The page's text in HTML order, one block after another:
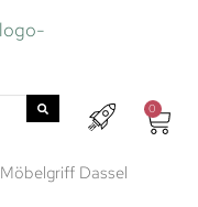
0
Möbelgriff Dassel